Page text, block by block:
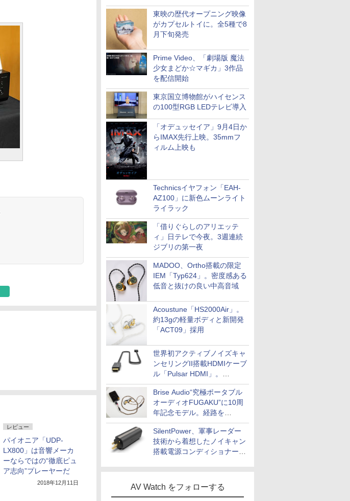
東映の歴代オープニング映像
がカプセルトイに。全5種で8
月下旬発売
Prime Video、「劇場版 魔法
少女まどか☆マギカ」3作品
を配信開始
東京国立博物館がハイセンス
の100型RGB LEDテレビ導入
「オデュッセイア」9月4日か
らIMAX先行上映。35mmフ
ィルム上映も
Technicsイヤフォン「EAH-
AZ100」に新色ムーンライト
ライラック
「借りぐらしのアリエッテ
ィ」日テレで今夜。3週連続
ジブリの第一夜
MADOO、Ortho搭載の限定
IEM「Typ624」。密度感ある
低音と抜けの良い中高音域
Acoustune「HS2000Air」。
約13gの軽量ボディと新開発
「ACT09」採用
世界初アクティブノイズキャ
ンセリングII搭載HDMIケーブ
ル「Pulsar HDMI」。
SilentPowerから
Brise Audio“究極ポータブル
オーディオFUGAKU”に10周
年記念モデル。経路を
NISHIKIで統一。400万円
SilentPower、軍事レーダー
技術から着想したノイキャン
搭載電源コンディショナー
AV Watch をフォローする
レビュー
パイオニア「UDP-
LX800」は音響メーカ
ーならではの“徹底ピュ
ア志向”プレーヤーだ
2018年12月11日